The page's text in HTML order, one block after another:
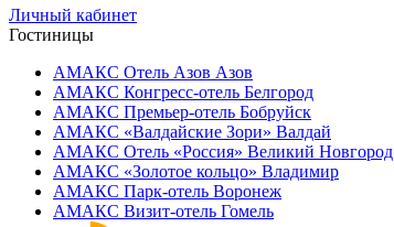
Личный кабинет
Гостиницы
АМАКС Отель ‎Азов Азов
АМАКС Конгресс-отель Белгород
АМАКС Премьер-отель Бобруйск
АМАКС «‎Валдайские Зори» Валдай
АМАКС Отель «‎Россия» Великий Новгород
АМАКС «‎Золотое кольцо» Владимир
АМАКС Парк-отель Воронеж
АМАКС Визит-отель Гомель